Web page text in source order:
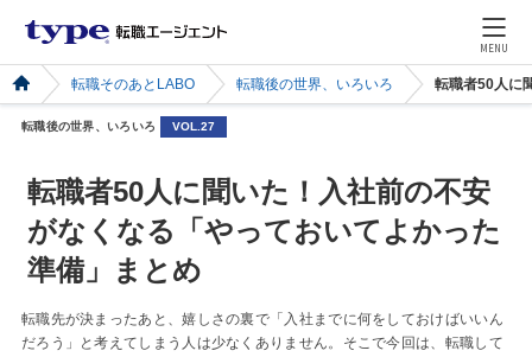
MENU
転職そのあとLABO 転職後の世界、いろいろ 転職者50人に
転職後の世界、いろいろ VOL.27
転職者50人に聞いた！入社前の不安
がなくなる「やっておいてよかった
準備」まとめ
転職先が決まったあと、嬉しさの裏で「入社までに何をしておけばいいん
だろう」と考えてしまう人は少なくありません。そこで今回は、転職して